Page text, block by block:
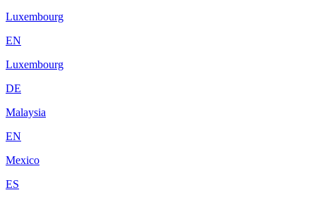
Luxembourg
EN
Luxembourg
DE
Malaysia
EN
Mexico
ES